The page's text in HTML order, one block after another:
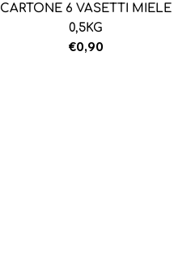
CARTONE 6 VASETTI MIELE
0,5KG
Prezzo
€0,90